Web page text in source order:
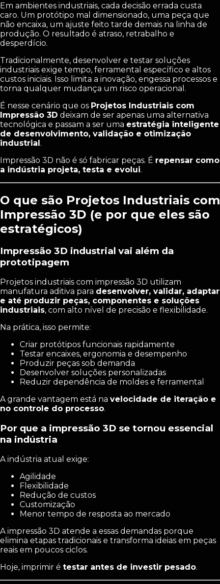
Em ambientes industriais, cada decisão errada custa
caro. Um protótipo mal dimensionado, uma peça que
não encaixa, um ajuste feito tarde demais na linha de
produção. O resultado é atraso, retrabalho e
desperdício.
Tradicionalmente, desenvolver e testar soluções
industriais exige tempo, ferramental específico e altos
custos iniciais. Isso limita a inovação, engessa processos e
torna qualquer mudança um risco operacional.
É nesse cenário que os Projetos Industriais com
Impressão 3D deixam de ser apenas uma alternativa
tecnológica e passam a ser uma estratégia inteligente
de desenvolvimento, validação e otimização
industrial.
Impressão 3D não é só fabricar peças. É repensar como
a indústria projeta, testa e evolui.
O que são Projetos Industriais com
Impressão 3D (e por que eles são
estratégicos)
Impressão 3D industrial vai além da
prototipagem
Projetos industriais com impressão 3D utilizam
manufatura aditiva para desenvolver, validar, adaptar
e até produzir peças, componentes e soluções
industriais, com alto nível de precisão e flexibilidade.
Na prática, isso permite:
Criar protótipos funcionais rapidamente
Testar encaixes, ergonomia e desempenho
Produzir peças sob demanda
Desenvolver soluções personalizadas
Reduzir dependência de moldes e ferramental
A grande vantagem está na velocidade de iteração e
no controle do processo.
Por que a impressão 3D se tornou essencial
na indústria
A indústria atual exige:
Agilidade
Flexibilidade
Redução de custos
Customização
Menor tempo de resposta ao mercado
A impressão 3D atende a essas demandas porque
elimina etapas tradicionais e transforma ideias em peças
reais em poucos ciclos.
Hoje, imprimir é testar antes de investir pesado.